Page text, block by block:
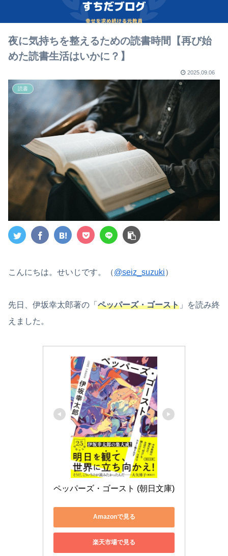
夜に気持ちを整えるための読書時間【再び始
めた読書生活はいかに？】
2025.09.06
読書
こんにちは。せいじです。（@seiz_suzuki）
先日、伊坂幸太郎著の「 ペッパーズ・ゴースト 」を読み終
えました。
ペッパーズ・ゴースト (朝日文庫)
Amazonで見る
楽天市場で見る